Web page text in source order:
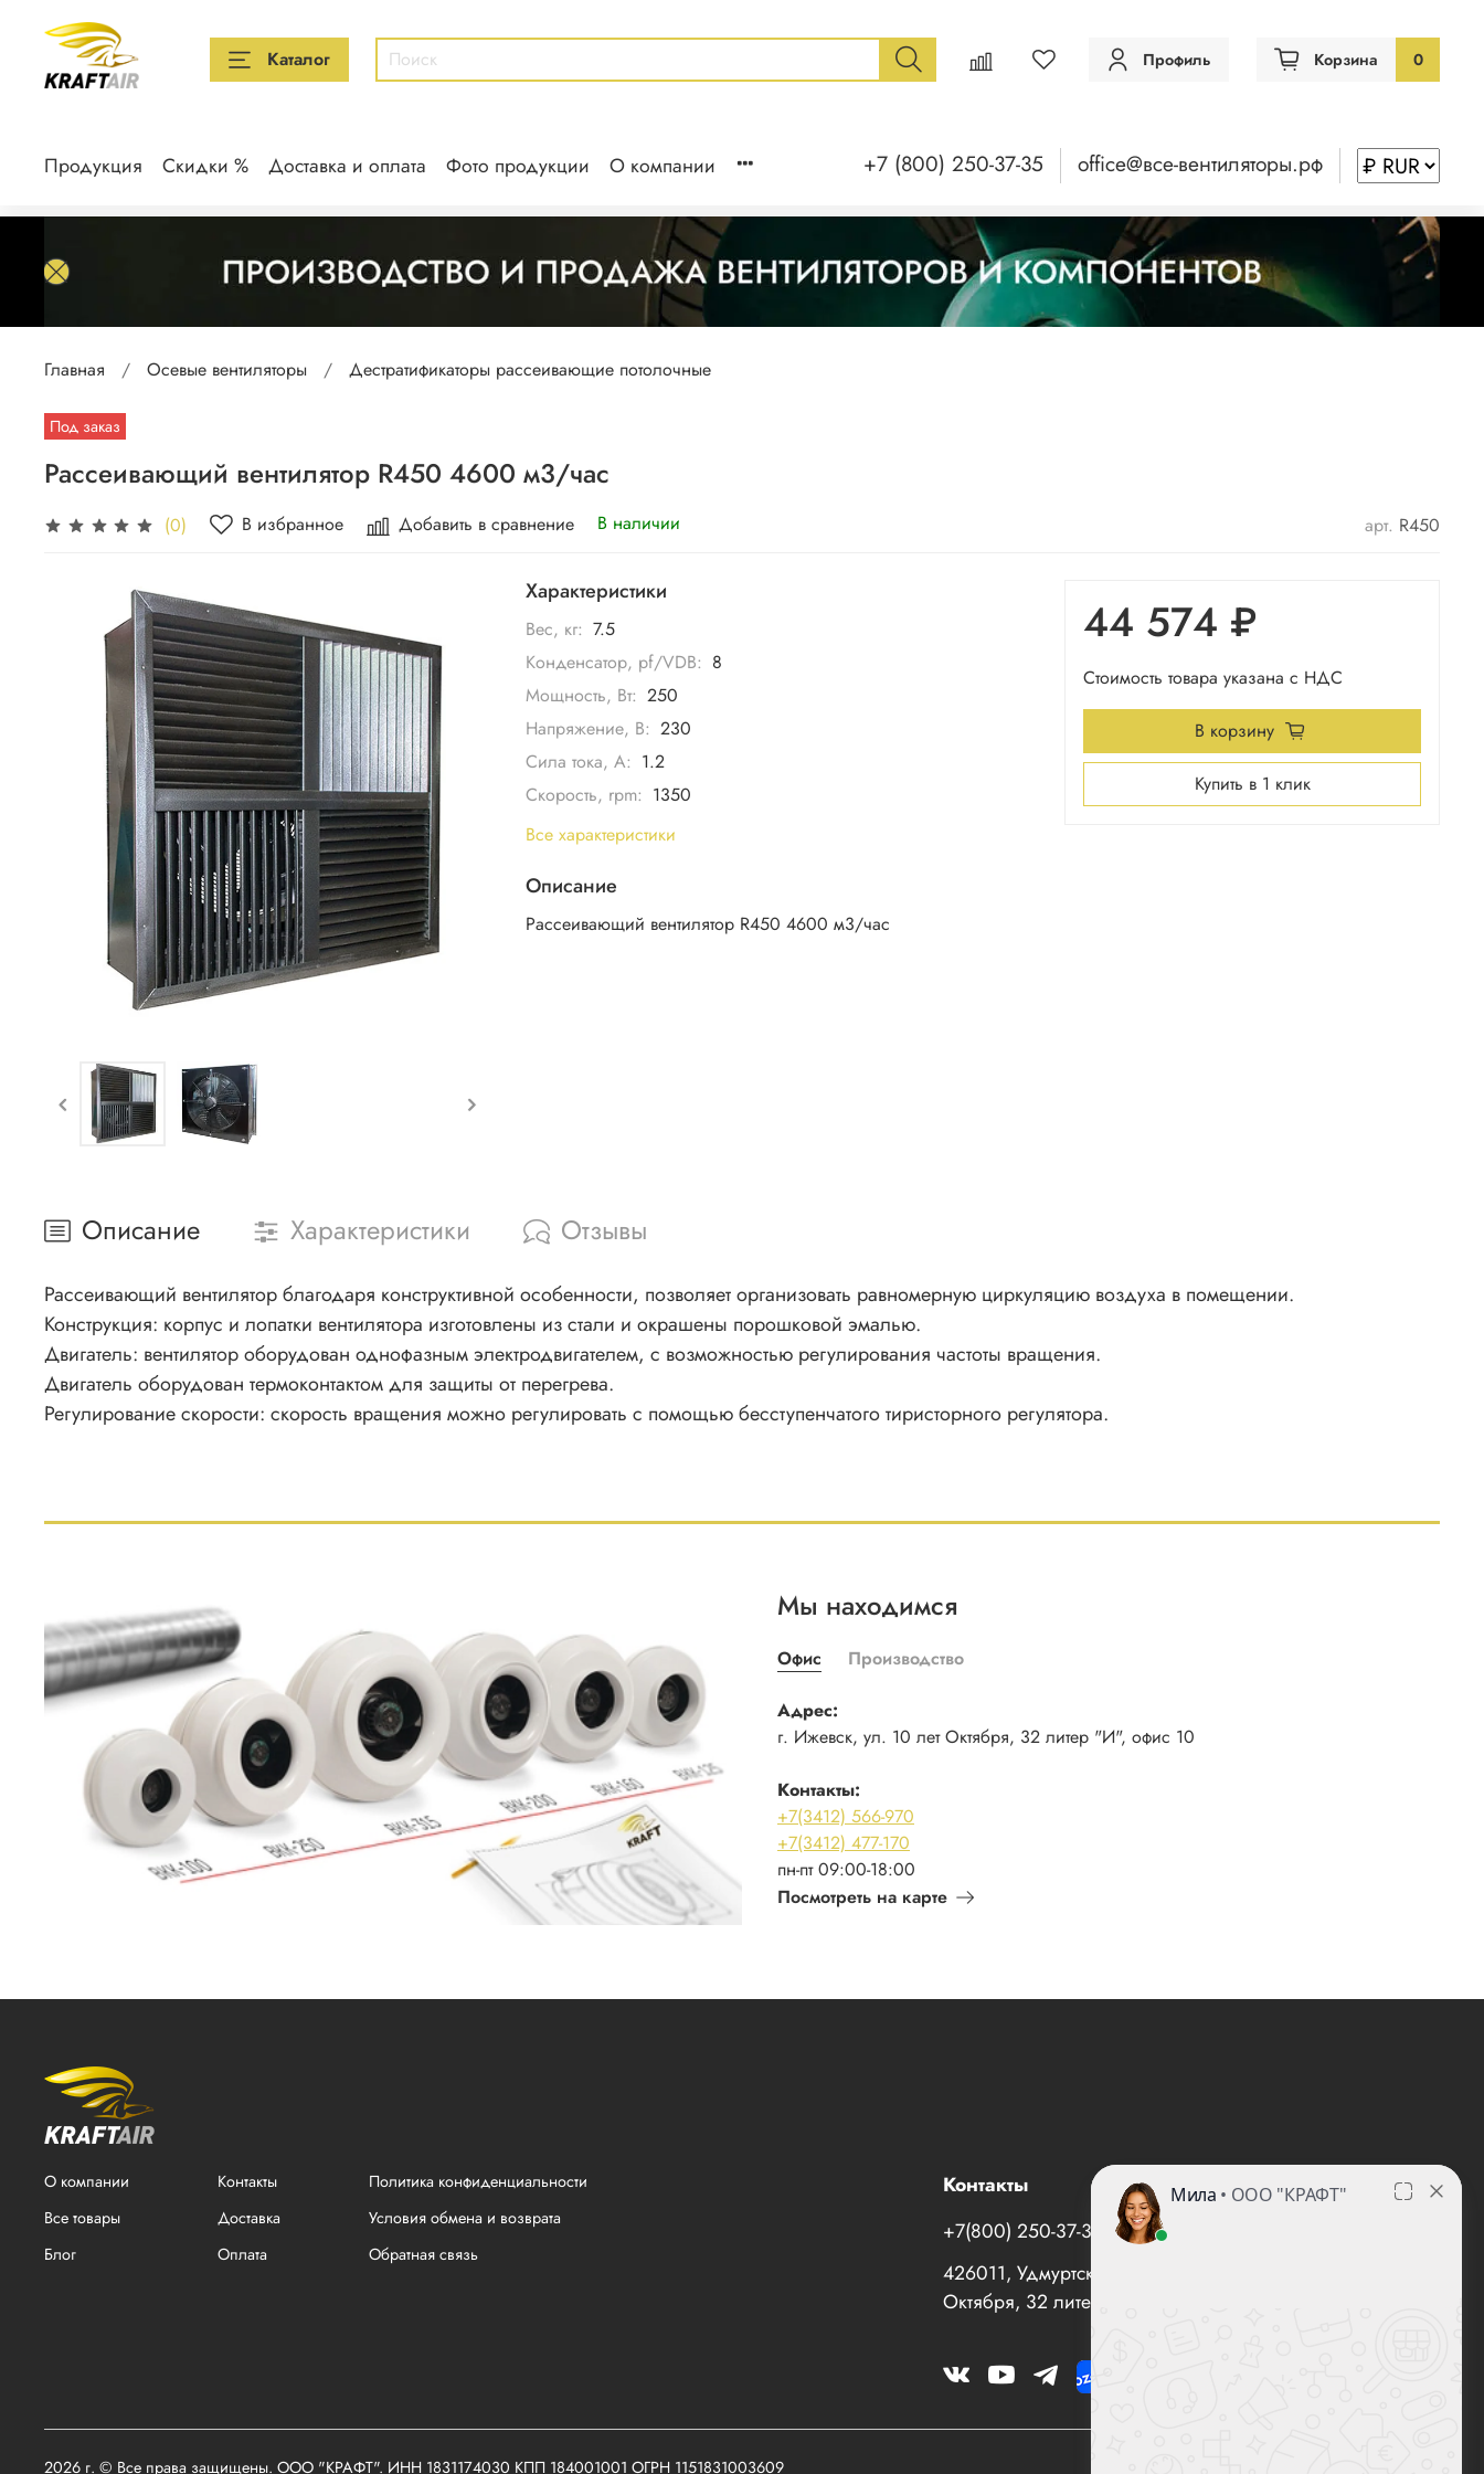
Каталог Профиль Корзина 0
Продукция Скидки % Доставка и оплата Фото продукции О компании +7 (800) 250-37-35 office@все-вентиляторы.рф
Главная Осевые вентиляторы Дестратификаторы рассеивающие потолочные
Под заказ
Рассеивающий вентилятор R450 4600 м3/час
(0) В избранное Добавить в сравнение В наличии арт. R450
Характеристики
Вес, кг: 7.5
Конденсатор, pf/VDB: 8
Мощность, Вт: 250
Напряжение, В: 230
Сила тока, А: 1.2
Скорость, rpm: 1350
Все характеристики
Описание
Рассеивающий вентилятор R450 4600 м3/час
44 574 ₽
Стоимость товара указана с НДС
В корзину
Купить в 1 клик
Описание Характеристики Отзывы
Рассеивающий вентилятор благодаря конструктивной особенности, позволяет организовать равномерную циркуляцию воздуха в помещении.
Конструкция: корпус и лопатки вентилятора изготовлены из стали и окрашены порошковой эмалью.
Двигатель: вентилятор оборудован однофазным электродвигателем, с возможностью регулирования частоты вращения.
Двигатель оборудован термоконтактом для защиты от перегрева.
Регулирование скорости: скорость вращения можно регулировать с помощью бесступенчатого тиристорного регулятора.
Мы находимся
Офис Производство
Адрес:
г. Ижевск, ул. 10 лет Октября, 32 литер "И", офис 10
Контакты:
+7(3412) 566-970
+7(3412) 477-170
пн-пт 09:00-18:00
Посмотреть на карте
О компании
Все товары
Блог
Контакты
Доставка
Оплата
Политика конфиденциальности
Условия обмена и возврата
Обратная связь
Контакты
+7(800) 250-37-35
office@все-вентиляторы.рф
426011, Удмуртская Республика, г. Ижевск, ул. 10 лет
Октября, 32 литер "И", офис 10
2026 г. © Все права защищены. ООО "КРАФТ". ИНН 1831174030 КПП 184001001 ОГРН 1151831003609